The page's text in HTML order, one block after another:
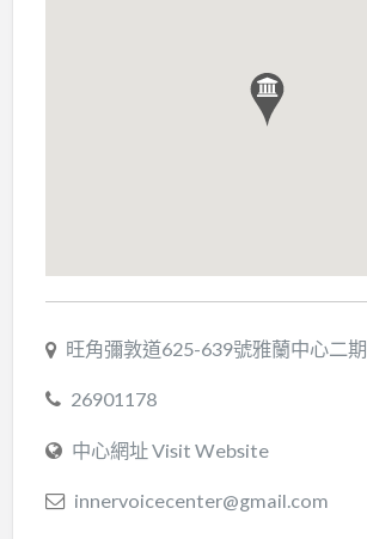
旺角彌敦道625-639號雅蘭中心二
26901178
中心網址 Visit Website
innervoicecenter@gmail.com